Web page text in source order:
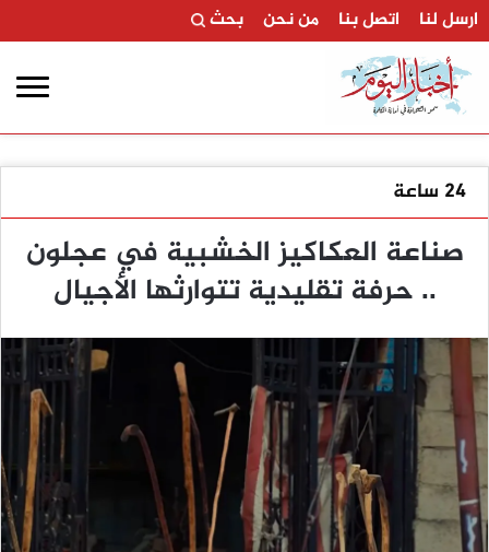
ارسل لنا اتصل بنا من نحن بحث
24 ساعة
صناعة العكاكيز الخشبية في عجلون
.. حرفة تقليدية تتوارثها الأجيال